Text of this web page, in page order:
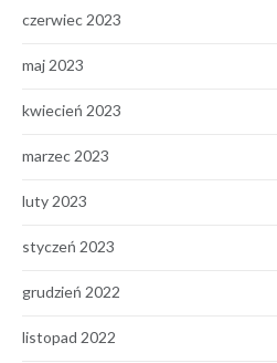
czerwiec 2023
maj 2023
kwiecień 2023
marzec 2023
luty 2023
styczeń 2023
grudzień 2022
listopad 2022